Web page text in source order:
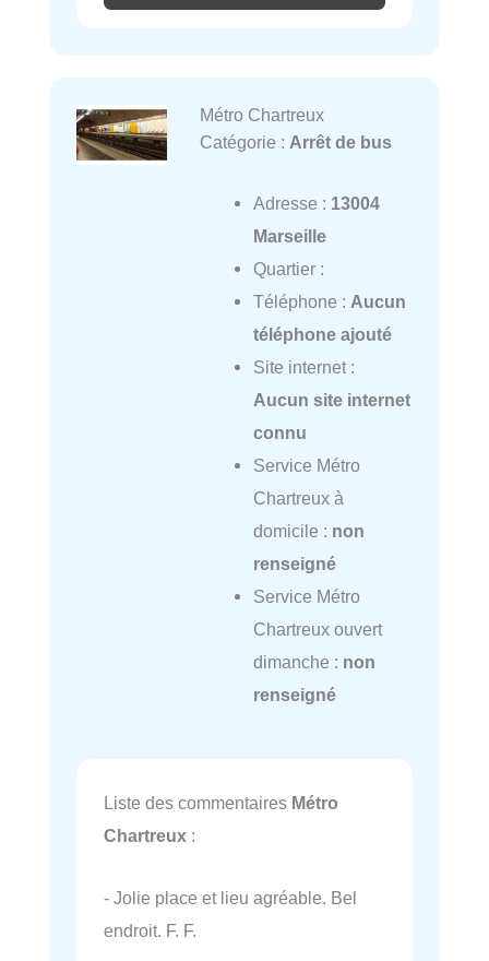
Métro Chartreux
Catégorie : Arrêt de bus
Adresse : 13004
Marseille
Quartier :
Téléphone : Aucun
téléphone ajouté
Site internet :
Aucun site internet
connu
Service Métro
Chartreux à
domicile : non
renseigné
Service Métro
Chartreux ouvert
dimanche : non
renseigné
Liste des commentaires Métro
Chartreux :
- Jolie place et lieu agréable. Bel
endroit. F. F.